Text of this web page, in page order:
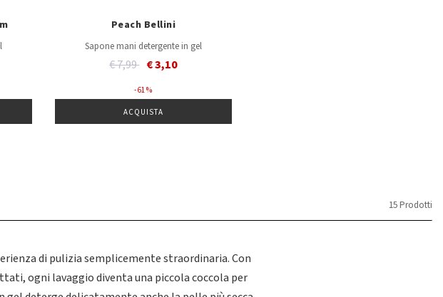
Peach Bellini
Sapone mani detergente in gel
Price reduced from
€ 7,99to€ 3,10
- 61 %
ACQUISTA
15 Prodotti
di pulizia semplicemente straordinaria. Con
ogni lavaggio diventa una piccola coccola per